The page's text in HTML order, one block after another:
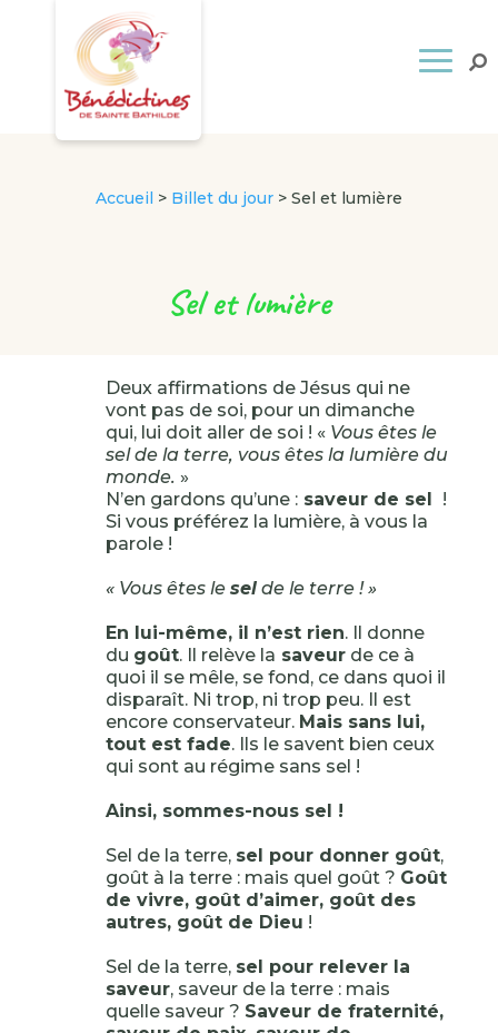
Accueil > Billet du jour> Sel et lumière
Sel et lumière
Deux affirmations de Jésus qui ne
vont pas de soi, pour un dimanche
qui, lui doit aller de soi ! « Vous êtes le
sel de la terre, vous êtes la lumière du
monde. »
N’en gardons qu’une :saveur de sel !
Si vous préférez la lumière, à vous la
parole !
« Vous êtes le selde le terre ! »
En lui-même, il n’est rien. Il donne
du goût. Il relève la saveurde ce à
quoi il se mêle, se fond, ce dans quoi il
disparaît. Ni trop, ni trop peu. Il est
encore conservateur. Mais sans lui,
tout est fade. Ils le savent bien ceux
qui sont au régime sans sel !
Ainsi, sommes-nous sel !
Sel de la terre, sel pour donner goût,
goût à la terre : mais quel goût ? Goût
de vivre, goût d’aimer, goût des
autres, goût de Dieu !
Sel de la terre, sel pour relever la
saveur, saveur de la terre : mais
quelle saveur ? Saveur de fraternité,